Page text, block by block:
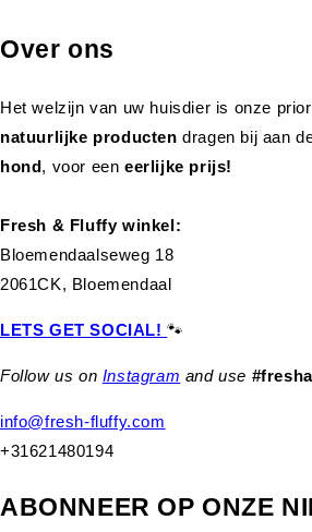
Over ons
Het welzijn van uw huisdier is onze
natuurlijke productendragen bij aan
hond, voor eeneerlijke prijs!
Fresh & Fluffy winkel:
Bloemendaalseweg 18
2061CK, Bloemendaal
LETS GET SOCIAL!🐾
Follow us on Instagram and use
info@fresh-fluffy.com
+31621480194
ABONNEER OP ONZE